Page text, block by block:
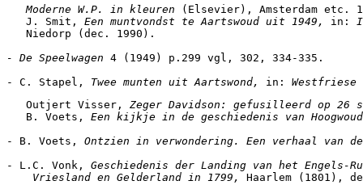
   Moderne W.P. in kleuren
(Elsevier), Amsterdam etc.
   J. Smit,
Een muntvondst te Aartswoud uit 1949, in:
   Niedorp (dec. 1990).
- De Speelwagen 4 (1949) p.299 vgl, 302, 334-335.
- C. Stapel, Twee munten uit Aartswond, in:
   Outjert Visser,
Zeger Davidson: gefusilleerd op 26
   B. Voets,
Een kijkje in de geschiedenis van
- B. Voets, Ontzien in verwondering. Een verhaal van
- L.C. Vonk, Geschiedenis der Landing van het Engels-
    Vriesland en Gelderland
in 1799, Haarlem (1801),